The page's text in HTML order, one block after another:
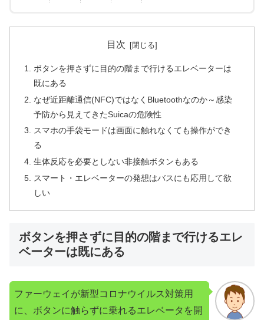
目次
ボタンを押さずに目的の階まで行けるエレベーターは
既にある
なぜ近距離通信(NFC)ではなくBluetoothなのか～感染
予防から見えてきたSuicaの危険性
スマホの手袋モードは画面に触れなくても操作ができ
る
生体反応を必要としない非接触ボタンもある
スマート・エレベーターの発想はバスにも応用して欲
しい
ボタンを押さずに目的の階まで行けるエレ
ベーターは既にある
ファーウェイが新型コロナウイルス対策用
に、ボタンに触らずに乗れるエレベータを開